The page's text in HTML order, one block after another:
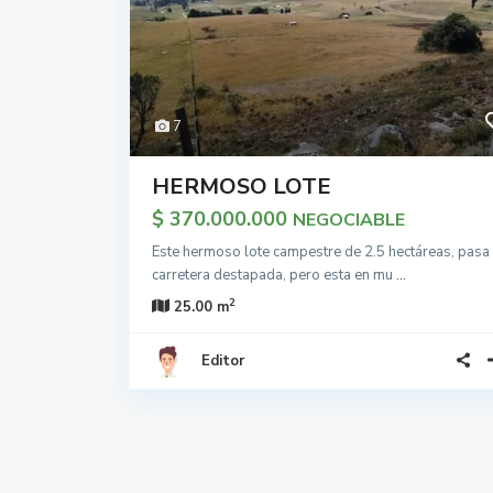
7
HERMOSO LOTE
$ 370.000.000 NEGOCIABLE
Este hermoso lote campestre de 2.5 hectáreas,
carretera destapada, pero esta en mu ...
25.00 m2
Editor